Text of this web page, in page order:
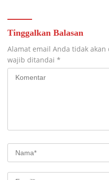
Tinggalkan Balasan
Alamat email Anda tidak
wajib ditandai *